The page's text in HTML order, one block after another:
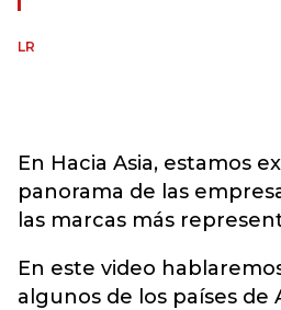
LR
En Hacia Asia, estamos
panorama de las
las marcas más
En este video
algunos de los países de